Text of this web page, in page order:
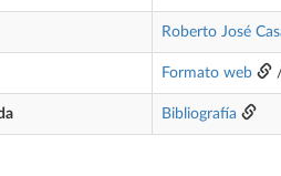
Roberto José
Formato web
Bibliografía